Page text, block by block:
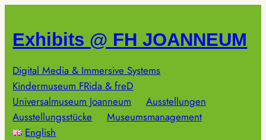
springen
Exhibits @ FH JOANNEUM
Digital Media & Immersive Systems
Kindermuseum FRida & freD
Universalmuseum Joanneum
Ausstellungen
Ausstellungsstücke
Museumsmanagement
English